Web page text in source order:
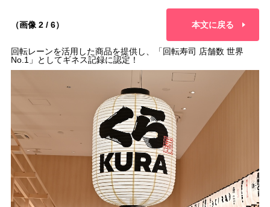
（画像 2 / 6） 本文に戻る
回転レーンを活用した商品を提供し、「回転寿司 店舗数 世界
No.1」としてギネス記録に認定！